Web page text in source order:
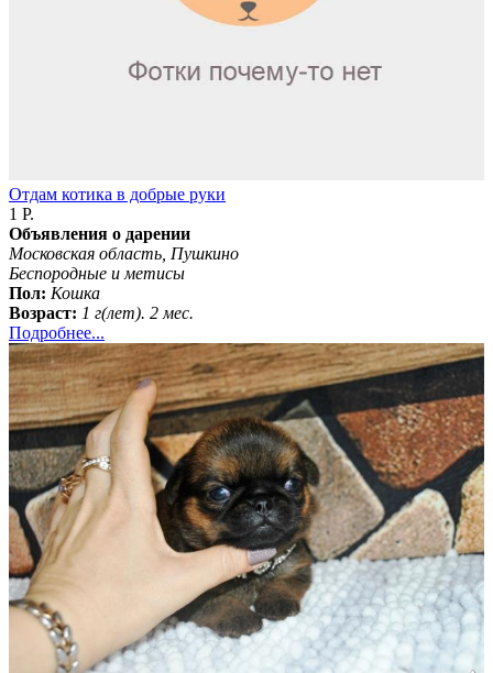
Отдам котика в добрые руки
1 Р.
Объявления о дарении
Московская область, Пушкино
Беспородные и метисы
Пол: Кошка
Возраст: 1 г(лет). 2 мес.
Подробнее...